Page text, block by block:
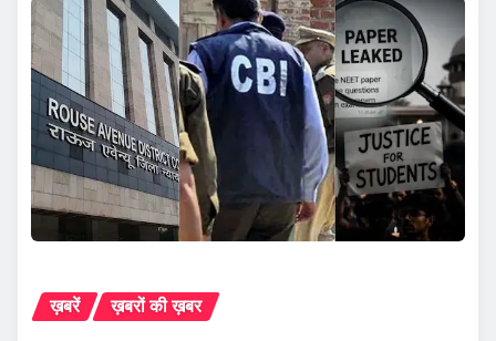
ख़बरें ख़बरों की ख़बर